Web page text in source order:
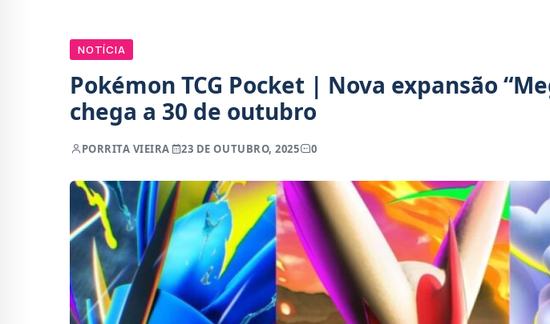
NOTÍCIA
Pokémon TCG Pocket | Nova expansão
chega a 30 de outubro
PORRITA VIEIRA 23 DE OUTUBRO, 2025 0